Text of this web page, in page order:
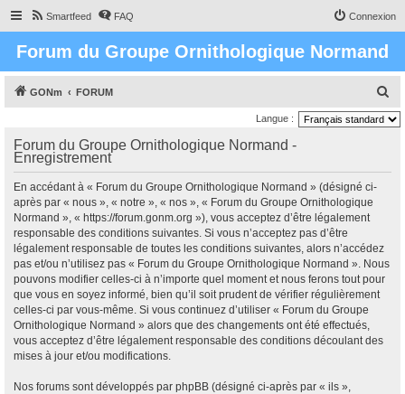
Smartfeed FAQ Connexion
Forum du Groupe Ornithologique Normand
GONm FORUM
e
Langue :
Forum du Groupe Ornithologique Normand -
Enregistrement
En accédant à « Forum du Groupe Ornithologique Normand » (désigné ci-
après par « nous », « notre », « nos », « Forum du Groupe Ornithologique
Normand », « https://forum.gonm.org »), vous acceptez d’être légalement
responsable des conditions suivantes. Si vous n’acceptez pas d’être
légalement responsable de toutes les conditions suivantes, alors n’accédez
pas et/ou n’utilisez pas « Forum du Groupe Ornithologique Normand ». Nous
pouvons modifier celles-ci à n’importe quel moment et nous ferons tout pour
que vous en soyez informé, bien qu’il soit prudent de vérifier régulièrement
celles-ci par vous-même. Si vous continuez d’utiliser « Forum du Groupe
Ornithologique Normand » alors que des changements ont été effectués,
vous acceptez d’être légalement responsable des conditions découlant des
mises à jour et/ou modifications.
Nos forums sont développés par phpBB (désigné ci-après par « ils »,